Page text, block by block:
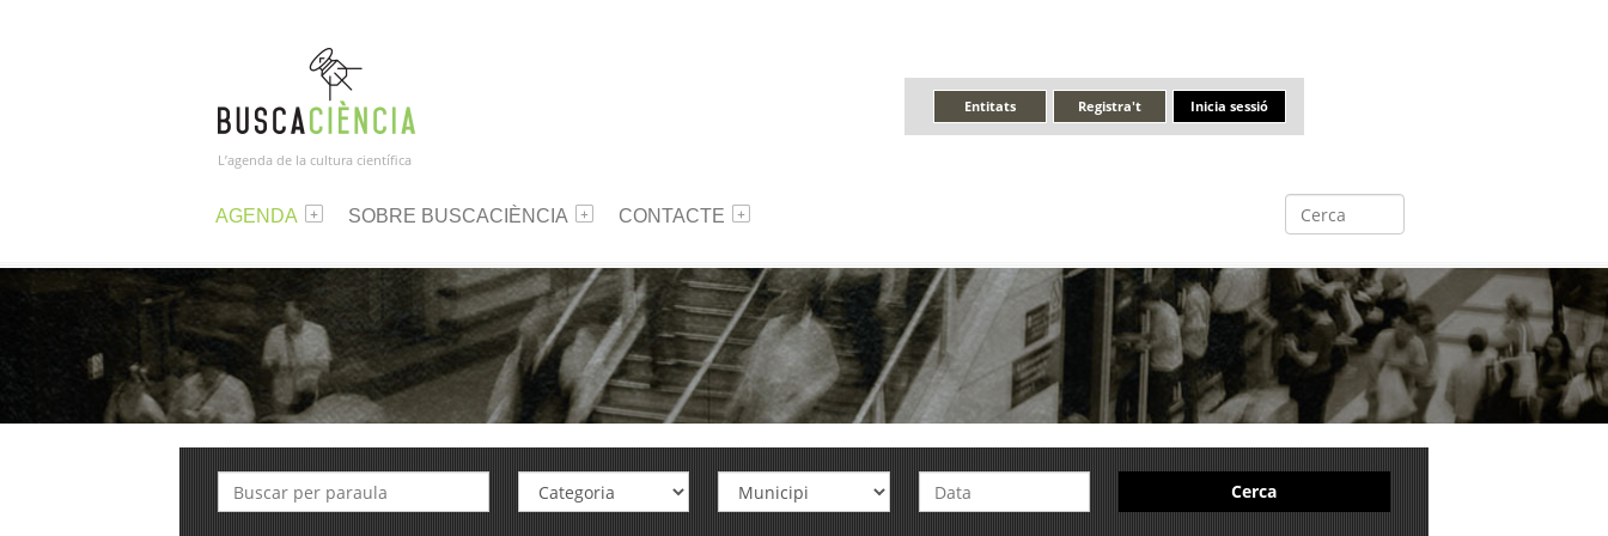
L’agenda de la cultura científica
Inicia sessió
Registra't
Entitats
AGENDA SOBRE BUSCACIÈNCIA CONTACTE
Cerca